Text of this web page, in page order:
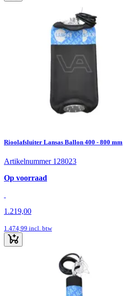
Rioolafsluiter Lansas Ballon 400 - 800 mm
Artikelnummer 128023
Op voorraad
1.219,00
1.474,99 incl. btw